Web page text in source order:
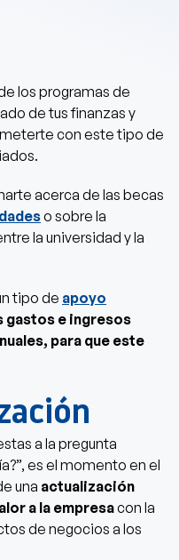
los programas de
de tus finanzas y
con este tipo de
acerca de las becas
o sobre la
la universidad y la
tipo de apoyo
gastos e ingresos
para que este
a la pregunta
es el momento en el
una actualización
a la empresacon la
de negocios a los